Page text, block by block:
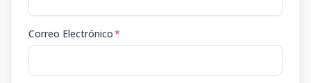
Correo Electrónico*